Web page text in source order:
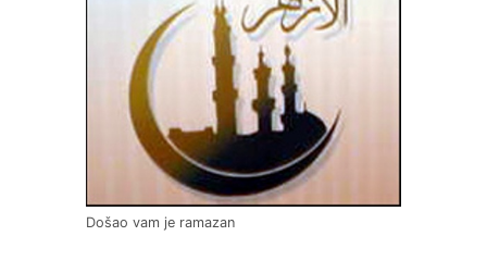
Došao vam je ramazan